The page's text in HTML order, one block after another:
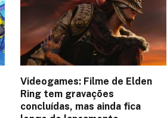
Videogames: Filme de Elden
Ring tem gravações
concluídas, mas ainda fica